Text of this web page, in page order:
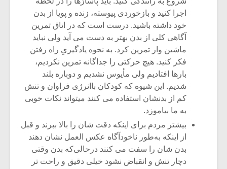
اجرا کنید و بازخوردی پیوسته، زنده و پویا از بدن
خود داشته باشید. درست است که در اتاق تمرین
آگاهی کلی از بدن بهتر به دست می­ آید ولی نباید
ماشین­ وار تمرین کرد. به نحوه یادگیریِ راه رفتن
فکر کنید. هیچ حرکتی را جداگانه تمرین نکردیم،
بارها افتادیم ولی مأیوس نشدیم و دوباره بلند
شدیم. این شیوه که کودکان باانرژی فراوان و تنش
کم از بدنشان استفاده می­ کنند می­تواند نکات خوبی
به ما بیاموزد.
بیشتر مردم برای اینکه دقت شان را بالا ببرند و قبل
از اینکه به‌طور ناخودآگاه عکس­ العمل نشان دهند
بدن شان را سفت می­ کنند درحالی‌که بدن وقتی
دچار تنش و انقباض نشود خیلی دقیق و راحت­ تر
متن فیلم «متری
شیش و نیم»
اگر نمی توانی
مشهورترین باشی،
بدنام ترین باش
برگزار